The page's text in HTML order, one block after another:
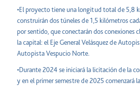
•El proyecto tiene una longitud total de 5,8
construirán dos túneles de 1,5 kilómetros
por sentido, que conectarán dos conexiones
la capital: el Eje General Velásquez de
Autopista Vespucio Norte.
•Durante 2024 se iniciará la licitación de la
y en el primer semestre de 2025 comenzará